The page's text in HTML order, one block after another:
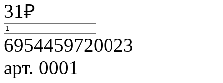
31₽
6954459720023
арт. 0001